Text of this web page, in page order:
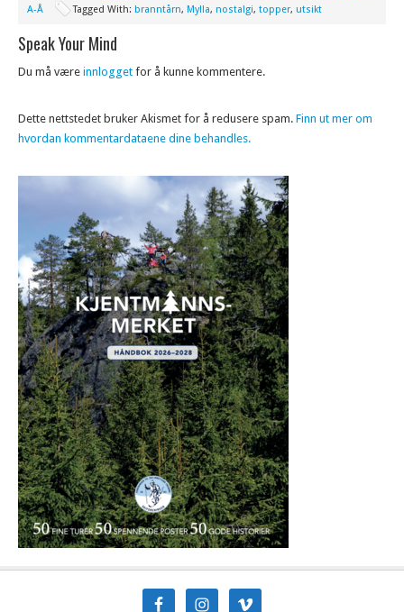
A-Å
Tagged With: branntårn, Mylla, nostalgi, topper, utsikt
Speak Your Mind
Du må være innlogget for å kunne kommentere.
Dette nettstedet bruker Akismet for å redusere spam. Finn ut mer om
hvordan kommentardataene dine behandles.